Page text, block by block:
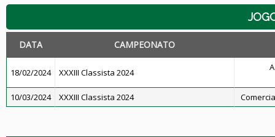
DATA CAMPEONATO
18/02/2024 XXXIII Classista 2024
10/03/2024 XXXIII Classista 2024